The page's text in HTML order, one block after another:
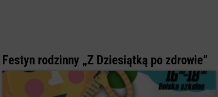
Festyn rodzinny „Z Dziesiątką po zdrowie”